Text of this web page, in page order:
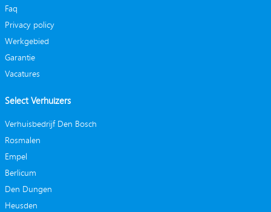
Faq
Privacy policy
Werkgebied
Garantie
Vacatures
Select Verhuizers
Verhuisbedrijf Den Bosch
Rosmalen
Empel
Berlicum
Den Dungen
Heusden